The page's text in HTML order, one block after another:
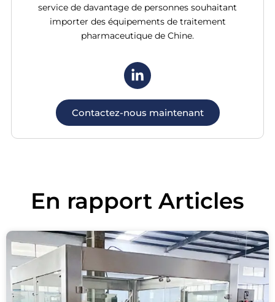
service de davantage de personnes souhaitant
importer des équipements de traitement
pharmaceutique de Chine.
Contactez-nous maintenant
En rapport Articles